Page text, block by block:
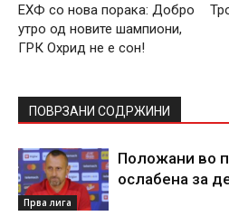
ЕХФ со нова порака: Добро
утро од новите шампиони,
ГРК Охрид не е сон!
ПОВРЗАНИ СОДРЖИНИ
Прва лига
Положани во
ослабена за